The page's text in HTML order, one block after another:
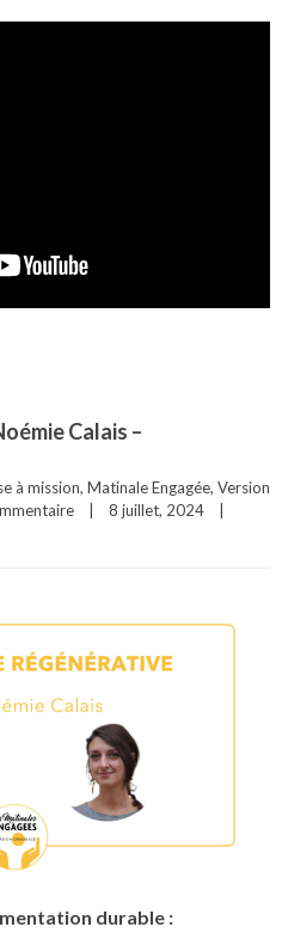
Calais –
à mission, Matinale Engagée, Version
8 juillet, 2024
durable :